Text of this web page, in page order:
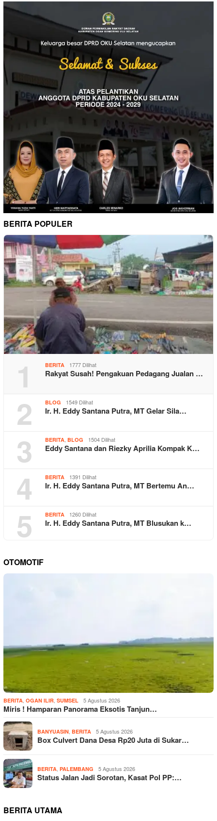
BERITA POPULER
1 BERITA 1777 Dilihat
Rakyat Susah! Pengakuan Pedagang Jualan …
2 BLOG 1549 Dilihat
Ir. H. Eddy Santana Putra, MT Gelar Sila…
3 BERITA, BLOG 1504 Dilihat
Eddy Santana dan Riezky Aprilia Kompak K…
4 BERITA 1391 Dilihat
Ir. H. Eddy Santana Putra, MT Bertemu An…
5 BERITA 1260 Dilihat
Ir. H. Eddy Santana Putra, MT Blusukan k…
OTOMOTIF
BERITA, OGAN ILIR, SUMSEL 5 Agustus 2026
Miris ! Hamparan Panorama Eksotis Tanjun…
BANYUASIN, BERITA 5 Agustus 2026
Box Culvert Dana Desa Rp20 Juta di Sukar…
BERITA, PALEMBANG 5 Agustus 2026
Status Jalan Jadi Sorotan, Kasat Pol PP:…
BERITA UTAMA